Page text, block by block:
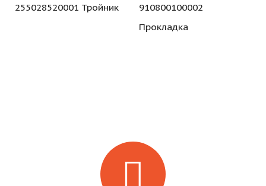
255028520001 Тройник
910800100002
Прокладка